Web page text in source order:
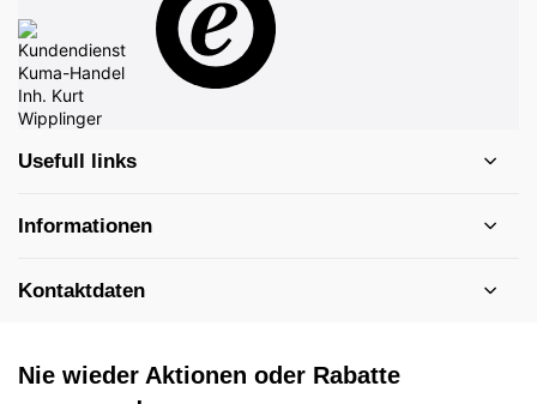
Usefull links
Informationen
Kontaktdaten
Nie wieder Aktionen oder Rabatte